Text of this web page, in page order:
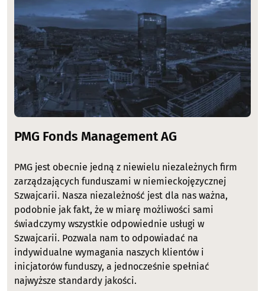
PMG Fonds Management AG
PMG jest obecnie jedną z niewielu niezależnych firm
zarządzających funduszami w niemieckojęzycznej
Szwajcarii. Nasza niezależność jest dla nas ważna,
podobnie jak fakt, że w miarę możliwości sami
świadczymy wszystkie odpowiednie usługi w
Szwajcarii. Pozwala nam to odpowiadać na
indywidualne wymagania naszych klientów i
inicjatorów funduszy, a jednocześnie spełniać
najwyższe standardy jakości.